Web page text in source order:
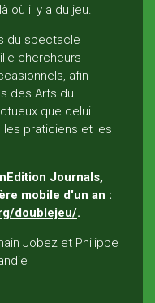
où il y a du jeu.
du spectacle
chercheurs
afin
des Arts du
que celui
praticiens et les
Journals,
mobile d'un an :
doublejeu/.
Jobez et Philippe